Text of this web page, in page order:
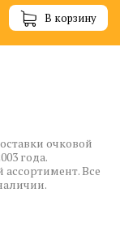
В корзину
очковой
года.
Все